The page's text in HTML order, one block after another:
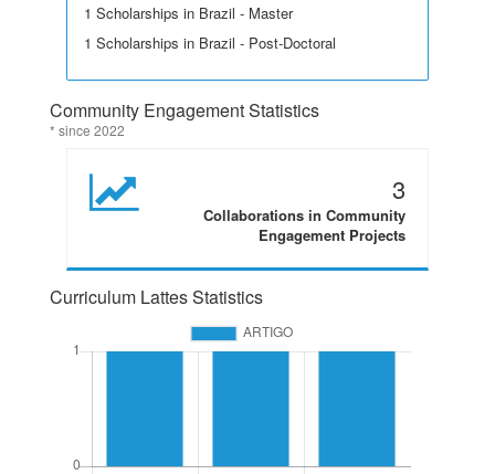
1 Scholarships in Brazil - Master
1 Scholarships in Brazil - Post-Doctoral
Community Engagement Statistics
* since 2022
3
Collaborations in Community
Engagement Projects
Curriculum Lattes Statistics